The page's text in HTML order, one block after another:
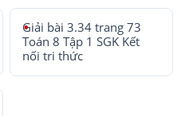
Giải bài 3.34 trang 73
Toán 8 Tập 1 SGK Kết
nối tri thức